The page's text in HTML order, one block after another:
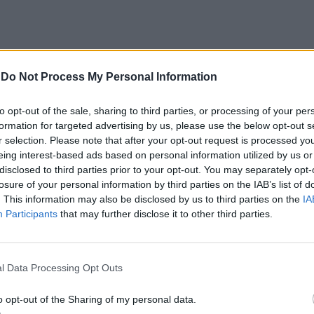
Do Not Process My Personal Information
opt-out of the sale, sharing to third parties, or processing of your
for targeted advertising by us, please use the below opt-out
selection. Please note that after your opt-out request is processed
interest-based ads based on personal information utilized by us
to third parties prior to your opt-out. You may separately
of your personal information by third parties on the IAB’s list of
This information may also be disclosed by us to third parties on the
Participants that may further disclose it to other third parties.
Data Processing Opt Outs
opt-out of the Sharing of my personal data.
ultimo quarto in Vergine è
tranquillo nemmeno per la famiglia, ma le
sono esagerate come le
avete nel matrimonio e nelle
Il vostro successo non sarà messo in
se farete di tutto per distinguervi dalla
vita insolita e originale sarà anche una
prevede un matrimonio con persone